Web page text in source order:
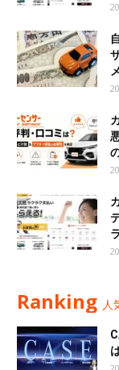
Ranking 人